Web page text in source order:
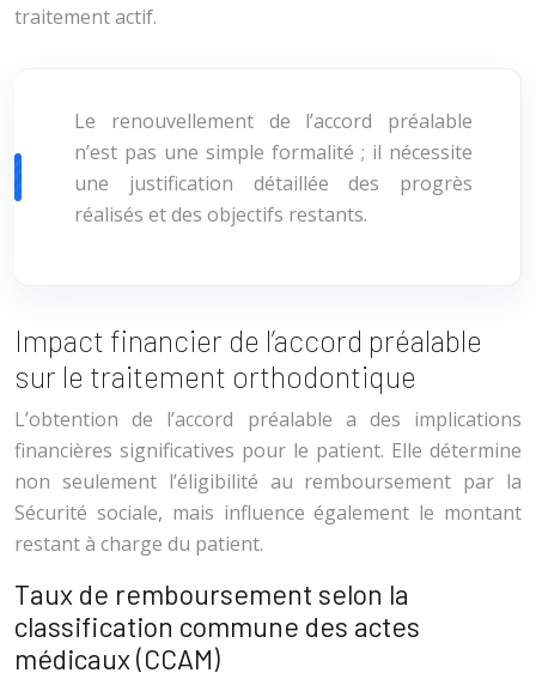
traitement actif.
Le renouvellement de l’accord préalable
n’est pas une simple formalité ; il nécessite
une justification détaillée des progrès
réalisés et des objectifs restants.
Impact financier de l’accord préalable
sur le traitement orthodontique
L’obtention de l’accord préalable a des implications
financières significatives pour le patient. Elle détermine
non seulement l’éligibilité au remboursement par la
Sécurité sociale, mais influence également le montant
restant à charge du patient.
Taux de remboursement selon la
classification commune des actes
médicaux (CCAM)